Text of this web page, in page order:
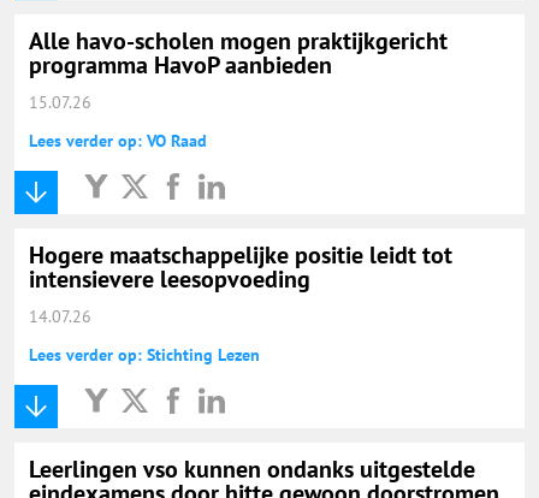
Alle havo-scholen mogen praktijkgericht
programma HavoP aanbieden
15.07.26
Lees verder op: VO Raad
Hogere maatschappelijke positie leidt tot
intensievere leesopvoeding
14.07.26
Lees verder op: Stichting Lezen
Leerlingen vso kunnen ondanks uitgestelde